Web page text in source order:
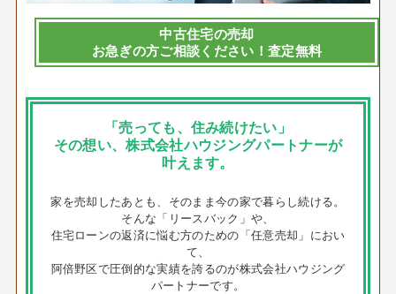
中古住宅の売却
お急ぎの方ご相談ください！査定無料
「売っても、住み続けたい」
その想い、株式会社ハウジングパートナーが
叶えます。
家を売却したあとも、そのまま今の家で暮らし続ける。
そんな「リースバック」や、
住宅ローンの返済に悩む方のための「任意売却」におい
て、
阿倍野区で圧倒的な実績を誇るのが株式会社ハウジング
パートナーです。